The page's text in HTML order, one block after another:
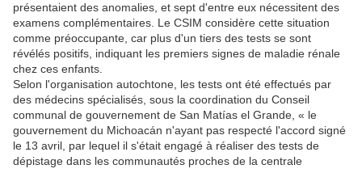
présentaient des anomalies, et sept d'entre eux nécessitent des
examens complémentaires. Le CSIM considère cette situation
comme préoccupante, car plus d'un tiers des tests se sont
révélés positifs, indiquant les premiers signes de maladie rénale
chez ces enfants.
Selon l'organisation autochtone, les tests ont été effectués par
des médecins spécialisés, sous la coordination du Conseil
communal de gouvernement de San Matías el Grande, « le
gouvernement du Michoacán n'ayant pas respecté l'accord signé
le 13 avril, par lequel il s'était engagé à réaliser des tests de
dépistage dans les communautés proches de la centrale